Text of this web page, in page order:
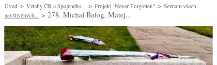
Úvod> Vztahy ČR a Spojeného... > Projekt "Never Forgotten" > Seznam všech
navštívěných... > 278. Michal Balog, Matej...